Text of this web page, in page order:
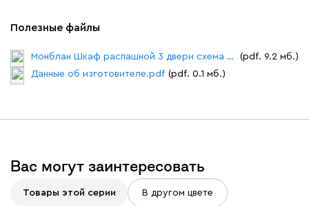
Полезные файлы
Монблан Шкаф распашной 3 двери схема сборки.pdf
(pdf. 9.2 мб.)
Данные об изготовителе.pdf (pdf. 0.1 мб.)
Вас могут заинтересовать
Товары этой серии В другом цвете